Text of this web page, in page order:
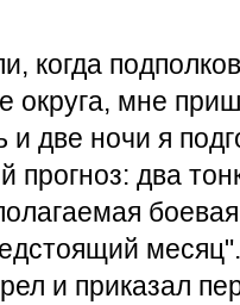
когда
округа, мне
и две ночи я
прогноз: два
боевая
и приказал